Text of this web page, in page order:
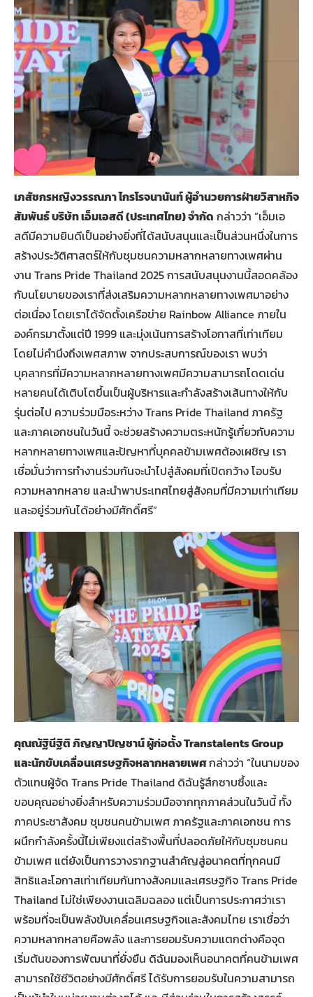
เภสัชกรหญิงวรรณภา ไกรโรจนานันท์ ผู้อำนวยการฝ่ายวิสาหกิจ
สัมพันธ์ บริษัท เอ็มเอสดี (ประเทศไทย) จำกัด กล่าวว่า “เอ็มเอ
สดีมีความยินดีเป็นอย่างยิ่งที่ได้สนับสนุนและเป็นส่วนหนึ่งในการ
สร้างประวัติศาสตร์ให้กับชุมชนความหลากหลายทางเพศผ่าน
งาน Trans Pride Thailand 2025 การสนับสนุนงานนี้สอดคล้อง
กับนโยบายของเราที่ส่งเสริมความหลากหลายทางเพศมาอย่าง
ต่อเนื่อง โดยเราได้จัดตั้งเครือข่าย Rainbow Alliance ภายใน
องค์กรมาตั้งแต่ปี 1999 และมุ่งเน้นการสร้างโอกาสที่เท่าเทียม
โดยไม่คำนึงถึงเพศสภาพ จากประสบการณ์ของเรา พบว่า
บุคลากรที่มีความหลากหลายทางเพศมีความสามารถโดดเด่น
หลายคนได้เติบโตขึ้นเป็นผู้บริหารและกำลังสร้างเส้นทางให้กับ
รุ่นต่อไป ความร่วมมือระหว่าง Trans Pride Thailand ภาครัฐ
และภาคเอกชนในวันนี้ จะช่วยสร้างความตระหนักรู้เกี่ยวกับความ
หลากหลายทางเพศและปัญหาที่บุคคลข้ามเพศต้องเผชิญ เรา
เชื่อมั่นว่าการทำงานร่วมกันจะนำไปสู่สังคมที่เปิดกว้าง โอบรับ
ความหลากหลาย และนำพาประเทศไทยสู่สังคมที่มีความเท่าเทียม
และอยู่ร่วมกันได้อย่างมีศักดิ์ศรี”
คุณณัฐินีฐิติ ภิญญาปิญชาน์ ผู้ก่อตั้ง Transtalents Group
และนักขับเคลื่อนเศรษฐกิจหลากหลายเพศกล่าวว่า “ในนามของ
ตัวแทนผู้จัด Trans Pride Thailand ดิฉันรู้สึกซาบซึ้งและ
ขอบคุณอย่างยิ่งสำหรับความร่วมมือจากทุกภาคส่วนในวันนี้ ทั้ง
ภาคประชาสังคม ชุมชนคนข้ามเพศ ภาครัฐและภาคเอกชน การ
ผนึกกำลังครั้งนี้ไม่เพียงแต่สร้างพื้นที่ปลอดภัยให้กับชุมชนคน
ข้ามเพศ แต่ยังเป็นการวางรากฐานสำคัญสู่อนาคตที่ทุกคนมี
สิทธิและโอกาสเท่าเทียมกันทางสังคมและเศรษฐกิจ Trans Pride
Thailand ไม่ใช่เพียงงานเฉลิมฉลอง แต่เป็นการประกาศว่าเรา
พร้อมที่จะเป็นพลังขับเคลื่อนเศรษฐกิจและสังคมไทย เราเชื่อว่า
ความหลากหลายคือพลัง และการยอมรับความแตกต่างคือจุด
เริ่มต้นของการพัฒนาที่ยั่งยืน ดิฉันมองเห็นอนาคตที่คนข้ามเพศ
สามารถใช้ชีวิตอย่างมีศักดิ์ศรี ได้รับการยอมรับในความสามารถ